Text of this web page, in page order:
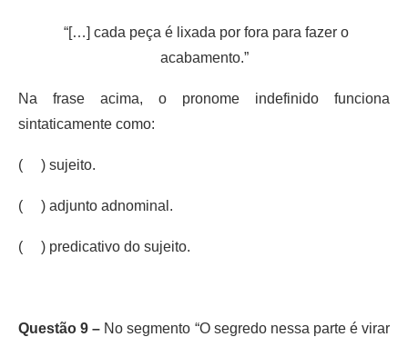
“[…] cada peça é lixada por fora para fazer o
acabamento.”
Na frase acima, o pronome indefinido funciona
sintaticamente como:
( ) sujeito.
( ) adjunto adnominal.
( ) predicativo do sujeito.
Questão 9 – No segmento “O segredo nessa parte é virar